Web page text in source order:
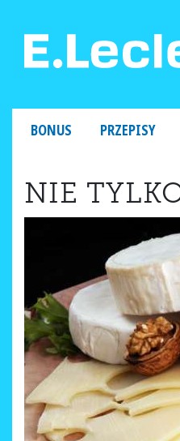
BONUS PRZEPISY
NIE